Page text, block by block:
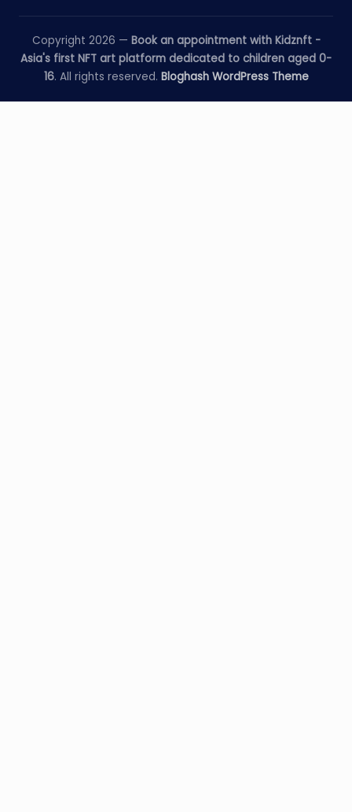
Copyright 2026 — Book an appointment with Kidznft -
Asia's first NFT art platform dedicated to children aged 0-
16. All rights reserved. Bloghash WordPress Theme